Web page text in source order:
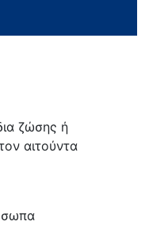
ζώσης ή
αιτούντα